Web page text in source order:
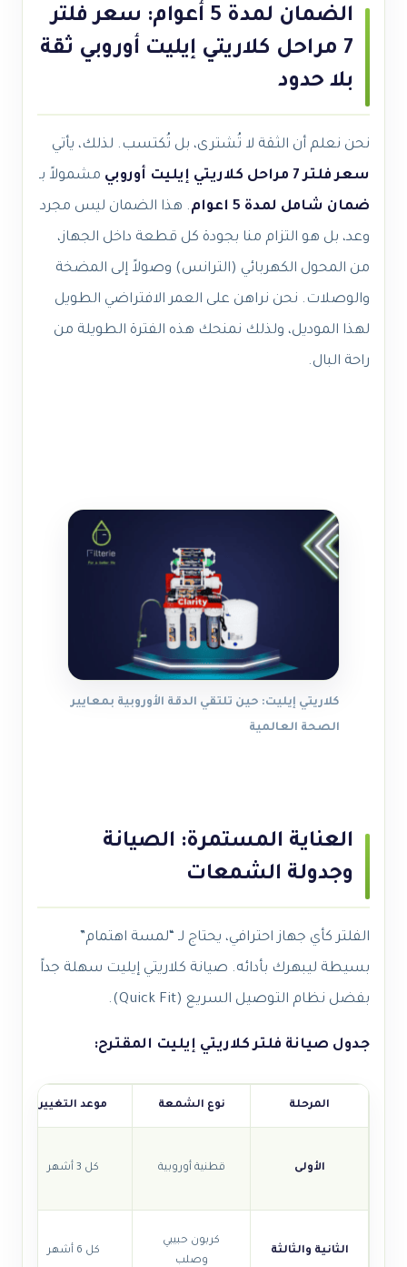
الضمان لمدة 5 أعوام: سعر فلتر
7 مراحل كلاريتي إيليت أوروبي ثقة
بلا حدود
نحن نعلم أن الثقة لا تُشترى، بل تُكتسب. لذلك، يأتي
سعر فلتر 7 مراحل كلاريتي إيليت أوروبي
مشمولاً بـ
ضمان شامل لمدة 5 اعوام
. هذا الضمان ليس مجرد
وعد، بل هو التزام منا بجودة كل قطعة داخل الجهاز،
من المحول الكهربائي (الترانس) وصولاً إلى المضخة
والوصلات. نحن نراهن على العمر الافتراضي الطويل
لهذا الموديل، ولذلك نمنحك هذه الفترة الطويلة من
راحة البال.
كلاريتي إيليت: حين تلتقي الدقة الأوروبية بمعايير
الصحة العالمية
العناية المستمرة: الصيانة
وجدولة الشمعات
الفلتر كأي جهاز احترافي، يحتاج لـ “لمسة اهتمام”
بسيطة ليبهرك بأدائه. صيانة كلاريتي إيليت سهلة جداً
بفضل نظام التوصيل السريع (Quick Fit).
جدول صيانة فلتر كلاريتي إيليت المقترح:
المرحلة نوع الشمعة موعد التغيير
الأولى قطنية أوروبية كل 3 أشهر
الثانية والثالثة
كربون حبيبي
وصلب
كل 6 أشهر